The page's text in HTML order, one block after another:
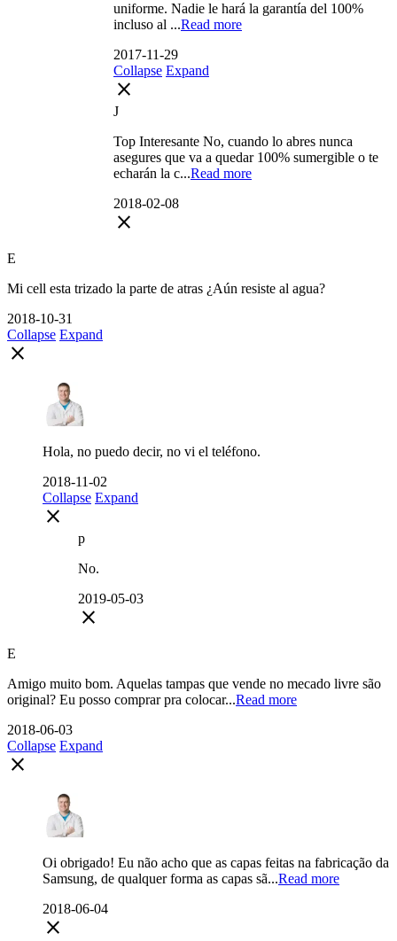
uniforme. Nadie le hará la garantía del 100%
incluso al ...Read more
2017-11-29
Collapse Expand
close
J
Top Interesante No, cuando lo abres nunca
asegures que va a quedar 100% sumergible o te
echarán la c...Read more
2018-02-08
close
E
Mi cell esta trizado la parte de atras ¿Aún resiste al agua?
2018-10-31
Collapse Expand
close
Hola, no puedo decir, no vi el teléfono.
2018-11-02
Collapse Expand
close
p
No.
2019-05-03
close
E
Amigo muito bom. Aquelas tampas que vende no mecado livre são
original? Eu posso comprar pra colocar...Read more
2018-06-03
Collapse Expand
close
Oi obrigado! Eu não acho que as capas feitas na fabricação da
Samsung, de qualquer forma as capas sã...Read more
2018-06-04
close